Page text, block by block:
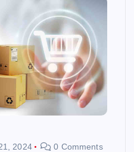
2024 0 Comments